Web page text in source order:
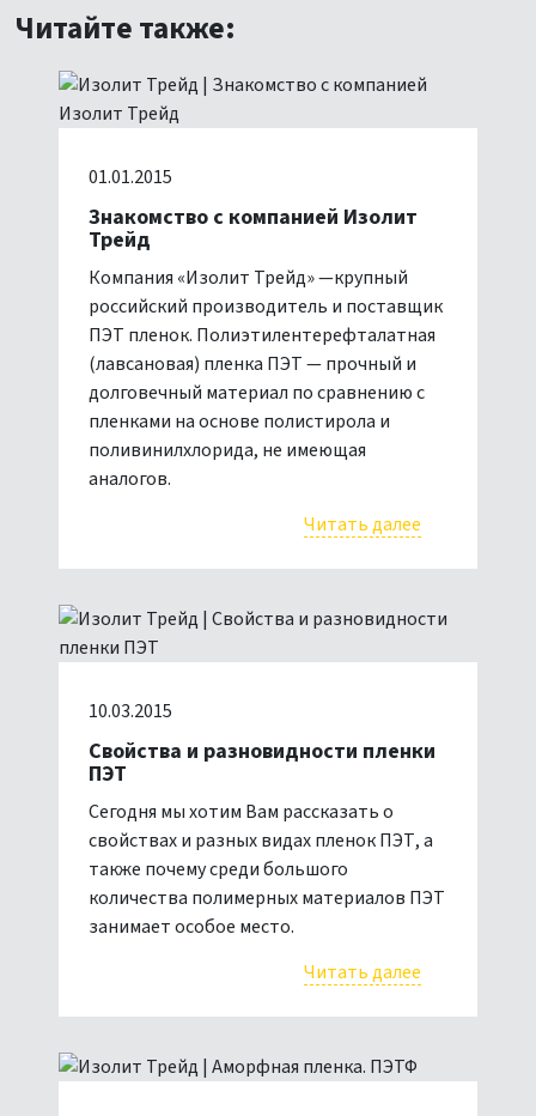
Читайте также:
01.01.2015
Знакомство с компанией Изолит
Трейд
Компания «Изолит Трейд» —крупный
российский производитель и поставщик
ПЭТ пленок. Полиэтилентерефталатная
(лавсановая) пленка ПЭТ — прочный и
долговечный материал по сравнению с
пленками на основе полистирола и
поливинилхлорида, не имеющая
аналогов.
Читать далее
10.03.2015
Свойства и разновидности пленки
ПЭТ
Сегодня мы хотим Вам рассказать о
свойствах и разных видах пленок ПЭТ, а
также почему среди большого
количества полимерных материалов ПЭТ
занимает особое место.
Читать далее